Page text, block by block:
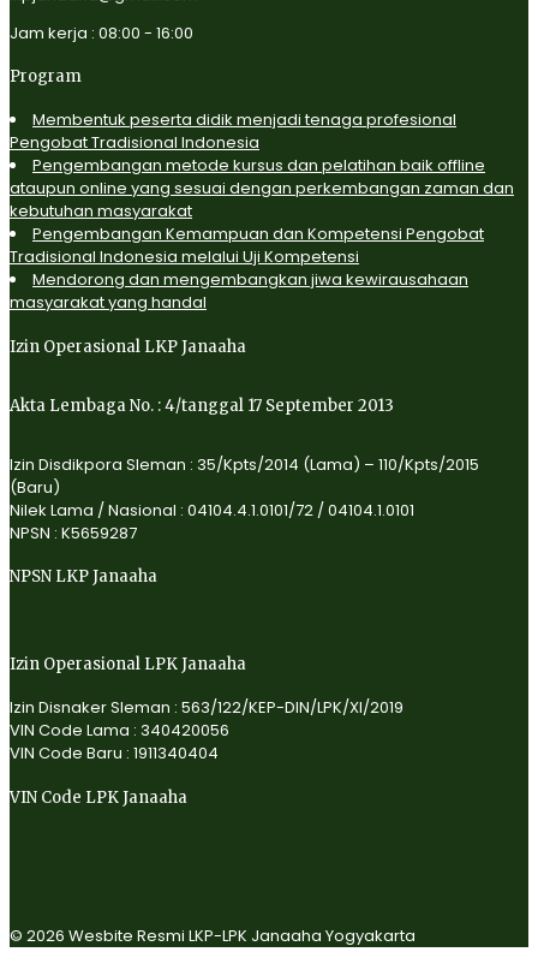
Jam kerja : 08:00 - 16:00
Program
Membentuk peserta didik menjadi tenaga profesional
Pengobat Tradisional Indonesia
Pengembangan metode kursus dan pelatihan baik offline
ataupun online yang sesuai dengan perkembangan zaman dan
kebutuhan masyarakat
Pengembangan Kemampuan dan Kompetensi Pengobat
Tradisional Indonesia melalui Uji Kompetensi
Mendorong dan mengembangkan jiwa kewirausahaan
masyarakat yang handal
Izin Operasional LKP Janaaha
Akta Lembaga No. : 4/tanggal 17 September 2013
Izin Disdikpora Sleman : 35/Kpts/2014 (Lama) – 110/Kpts/2015
(Baru)
Nilek Lama / Nasional : 04104.4.1.0101/72 / 04104.1.0101
NPSN : K5659287
NPSN LKP Janaaha
Izin Operasional LPK Janaaha
Izin Disnaker Sleman : 563/122/KEP-DIN/LPK/XI/2019
VIN Code Lama : 340420056
VIN Code Baru : 1911340404
VIN Code LPK Janaaha
© 2026 Wesbite Resmi LKP-LPK Janaaha Yogyakarta